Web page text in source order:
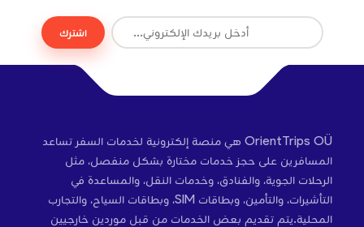
اشترك
OrientTrips OÜ هي منصة إلكترونية لخدمات السفر تساعد
المسافرين على حجز خدمات مختارة بشكل منفصل، مثل
الرحلات الجوية، والفنادق، وخدمات النقل، والمساعدة في
التأشيرات، والتأمين، وبطاقات SIM، وبطاقات السياح، والتجارب
المحلية.يتم تقديم بعض الخدمات من قبل موردين خارجيين